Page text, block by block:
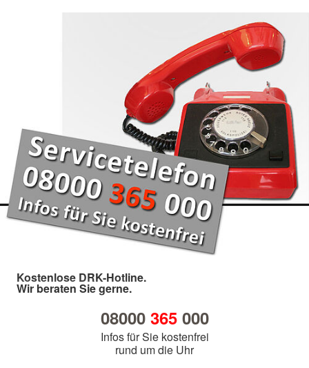
Kostenlose DRK-Hotline.
Wir beraten Sie gerne.
08000 365000
Infos für Sie kostenfrei
rund um die Uhr